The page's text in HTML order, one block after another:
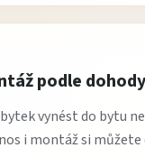
podle dohody
vynést do bytu
i montáž si